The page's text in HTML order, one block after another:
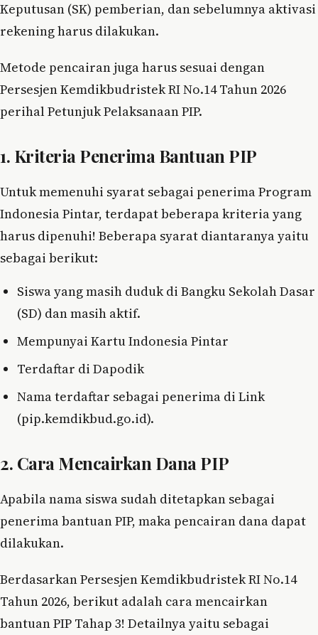
Keputusan (SK) pemberian, dan sebelumnya aktivasi
rekening harus dilakukan.
Metode pencairan juga harus sesuai dengan
Persesjen Kemdikbudristek RI No.14 Tahun 2026
perihal Petunjuk Pelaksanaan PIP.
1. Kriteria Penerima Bantuan PIP
Untuk memenuhi syarat sebagai penerima Program
Indonesia Pintar, terdapat beberapa kriteria yang
harus dipenuhi! Beberapa syarat diantaranya yaitu
sebagai berikut:
Siswa yang masih duduk di Bangku Sekolah Dasar
(SD) dan masih aktif.
Mempunyai Kartu Indonesia Pintar
Terdaftar di Dapodik
Nama terdaftar sebagai penerima di Link
(pip.kemdikbud.go.id).
2. Cara Mencairkan Dana PIP
Apabila nama siswa sudah ditetapkan sebagai
penerima bantuan PIP, maka pencairan dana dapat
dilakukan.
Berdasarkan Persesjen Kemdikbudristek RI No.14
Tahun 2026, berikut adalah cara mencairkan
bantuan PIP Tahap 3! Detailnya yaitu sebagai